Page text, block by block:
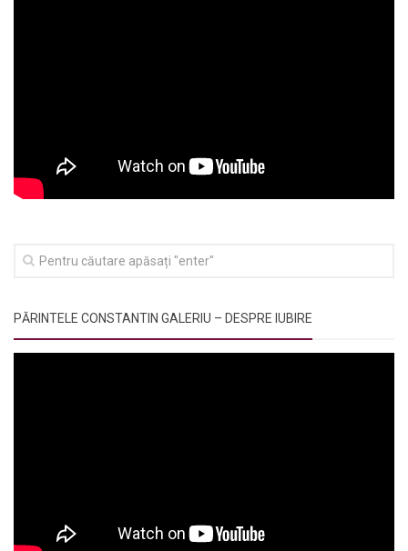
PĂRINTELE CONSTANTIN GALERIU – DESPRE IUBIRE